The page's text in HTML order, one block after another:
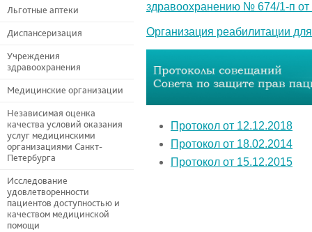
Льготные аптеки
Диспансеризация
Учреждения
здравоохранения
Медицинские организации
Независимая оценка
качества условий оказания
услуг медицинскими
организациями Санкт-
Петербурга
Исследование
удовлетворенности
пациентов доступностью и
качеством медицинской
помощи
здравоохранению № 674/1-п от
Организация реабилитации
Протокол от 12.12.2018
Протокол от 18.02.2014
Протокол от 15.12.2015